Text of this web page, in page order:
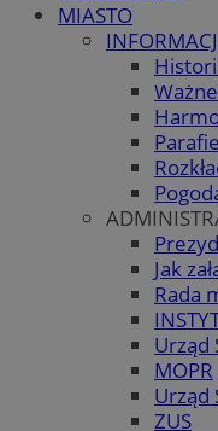
MIASTO
Jak
Rada
Urząd
MOPR
Urząd
ZUS